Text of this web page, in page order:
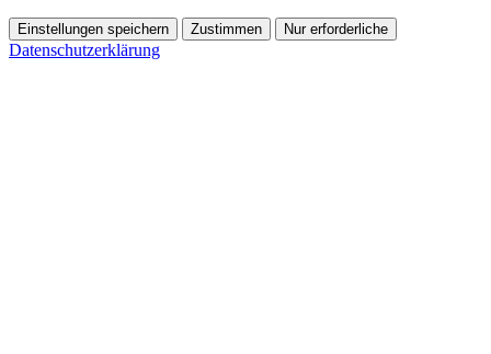
Einstellungen speichern Zustimmen Nur erforderliche
Datenschutzerklärung